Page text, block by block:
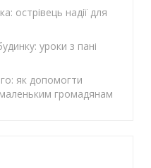
острівець надії для
уроки з пані
як допомогти
громадянам